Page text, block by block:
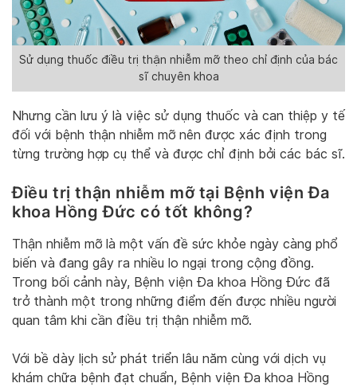
Sử dụng thuốc điều trị thận nhiễm mỡ theo chỉ định của bác
sĩ chuyên khoa
Nhưng cần lưu ý là việc sử dụng thuốc và can thiệp y tế
đối với bệnh thận nhiễm mỡ nên được xác định trong
từng trường hợp cụ thể và được chỉ định bởi các bác sĩ.
Điều trị thận nhiễm mỡ tại Bệnh viện Đa
khoa Hồng Đức có tốt không?
Thận nhiễm mỡ là một vấn đề sức khỏe ngày càng phổ
biến và đang gây ra nhiều lo ngại trong cộng đồng.
Trong bối cảnh này, Bệnh viện Đa khoa Hồng Đức đã
trở thành một trong những điểm đến được nhiều người
quan tâm khi cần điều trị thận nhiễm mỡ.
Với bề dày lịch sử phát triển lâu năm cùng với dịch vụ
khám chữa bệnh đạt chuẩn, Bệnh viện Đa khoa Hồng